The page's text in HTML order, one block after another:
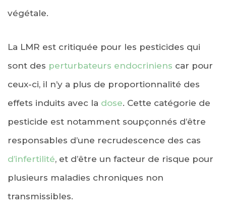
végétale.
La LMR est critiquée pour les pesticides qui
sont des perturbateurs endocriniens car pour
ceux-ci, il n’y a plus de proportionnalité des
effets induits avec la dose. Cette catégorie de
pesticide est notamment soupçonnés d’être
responsables d’une recrudescence des cas
d’infertilité, et d’être un facteur de risque pour
plusieurs maladies chroniques non
transmissibles.